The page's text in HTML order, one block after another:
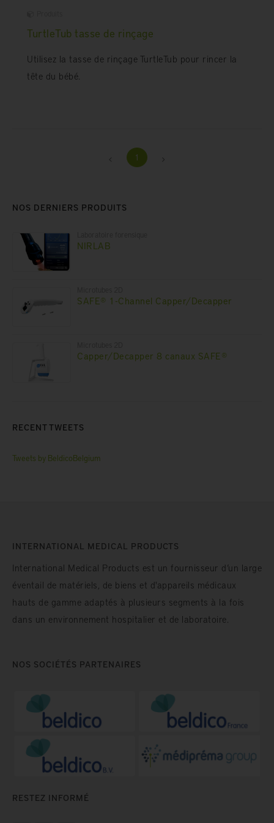
TurtleTub tasse de rinçage
Utilisez la tasse de rinçage TurtleTub pour rincer la
tête du bébé.
1
NOS DERNIERS PRODUITS
NIRLAB
SAFE® 1-Channel Capper/Decapper
Capper/Decapper 8 canaux SAFE®
RECENT TWEETS
Tweets by BeldicoBelgium
INTERNATIONAL MEDICAL PRODUCTS
International Medical Products est un fournisseur d’un large
éventail de matériels, de biens et d'appareils médicaux
hauts de gamme adaptés à plusieurs segments à la fois
dans un environnement hospitalier et de laboratoire.
NOS SOCIÉTÉS PARTENAIRES
RESTEZ INFORMÉ